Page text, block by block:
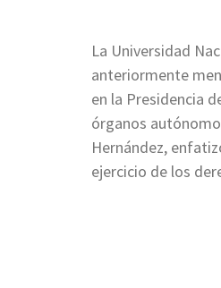
La Universidad
anteriormente
en la Presidencia
órganos
Hernández,
ejercicio de los